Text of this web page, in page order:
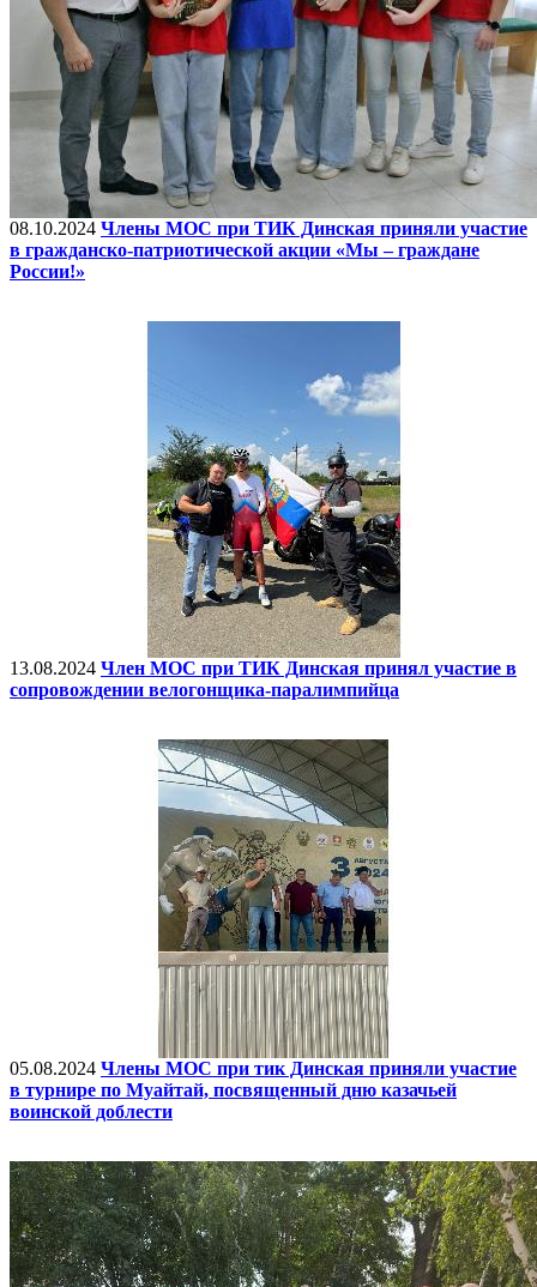
08.10.2024 Члены МОС при ТИК Динская приняли участие
в гражданско-патриотической акции «Мы – граждане
России!»
13.08.2024 Член МОС при ТИК Динская принял участие в
сопровождении велогонщика-паралимпийца
05.08.2024 Члены МОС при тик Динская приняли участие
в турнире по Муайтай, посвященный дню казачьей
воинской доблести